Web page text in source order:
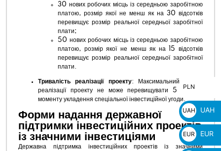
30 нових робочих місць із середньою заробітною
платою, розмір якої не менш як на 30 відсотків
перевищує розмір реальної середньої заробітної
плати;
50 нових робочих місць із середньою заробітною
платою, розмір якої не менш як на 15 відсотків
перевищує розмір реальної середньої заробітної
плати.
Тривалість реалізації проекту: Максимальний термін
реалізації проекту не може перевищувати 5 років з
моменту укладення спеціальної інвестиційної угоди.
Форми надання державної
підтримки інвестиційних проектів
із значними інвестиціями
Державна підтримка інвестиційних проектів із значними
PLN
zł
UAH
₴
UAH
EUR
€
EUR